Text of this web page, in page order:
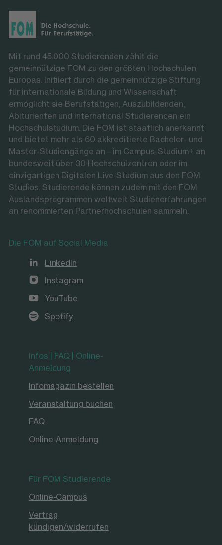
Mit rund 45.000 Studierenden zählt die
gemeinnützige FOM zu den größten Hochschulen
Europas. Initiiert durch die gemeinnützige Stiftung
für internationale Bildung und Wissenschaft
ermöglicht sie Berufstätigen, Auszubildenden,
Abiturienten und international Studierenden ein
Hochschulstudium. Die FOM ist staatlich anerkannt
und bietet mehr als 60 akkreditierte Bachelor- und
Master-Studiengänge an – im Campus-Studium+ an
bundesweit über 30 Hochschulzentren oder im
einzigartigen Digitalen Live-Studium aus den FOM
Studios. Studierende können zudem mit den FOM
Auslandsprogrammen weltweit Studienerfahrungen
an renommierten Partnerhochschulen sammeln.
Die FOM auf Social Media
LinkedIn
Instagram
YouTube
Spotify
Infos | FAQ | Online-
Anmeldung
Infomagazin bestellen
Veranstaltung buchen
FAQ
Online-Anmeldung
Für FOM Studierende
Online-Campus
Vertrag
kündigen/widerrufen